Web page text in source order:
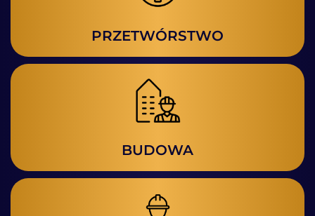
PRZETWÓRSTWO
BUDOWA